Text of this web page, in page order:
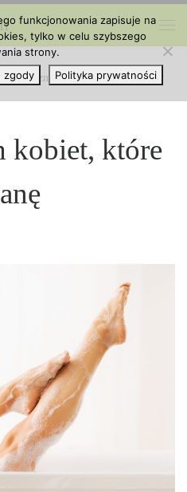
» Lista znanych kobiet, które paliły
kobiet, które
funkcjonowania zapisuje na
tylko w celu szybszego
strony.
zgody Polityka prywatności